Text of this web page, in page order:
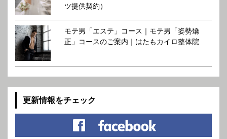
ツ提供契約）
モテ男「エステ」コース｜モテ男「姿勢矯
正」コースのご案内｜はたもカイロ整体院
更新情報をチェック